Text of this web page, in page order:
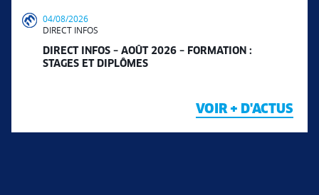
04/08/2026
DIRECT INFOS
DIRECT INFOS – AOÛT 2026 – FORMATION :
STAGES ET DIPLÔMES
VOIR + D'ACTUS